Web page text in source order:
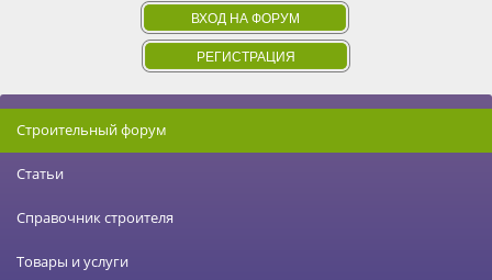
ВХОД НА ФОРУМ
РЕГИСТРАЦИЯ
Строительный форум
Статьи
Справочник строителя
Товары и услуги